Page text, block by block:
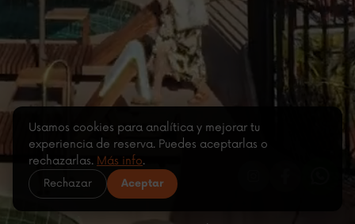
Usamos cookies para analítica y mejorar tu
experiencia de reserva. Puedes aceptarlas o
rechazarlas. Más info.
Rechazar Aceptar